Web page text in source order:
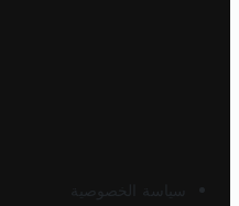
سياسة الخصوصية